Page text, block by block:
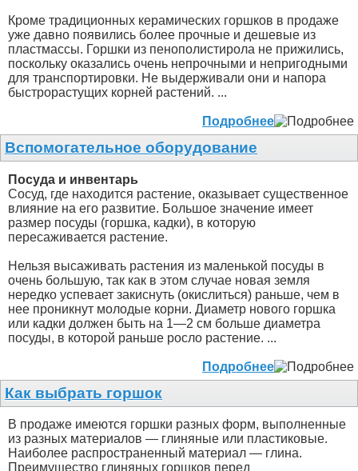
Кроме традиционных керамических горшков в продаже
уже давно появились более прочные и дешевые из
пластмассы. Горшки из пенополистирола не прижились,
поскольку оказались очень непрочными и непригодными
для транспортировки. Не выдерживали они и напора
быстрорастущих корней растений. ...
Подробнее
Вспомогательное оборудование
Посуда и инвентарь
Сосуд, где находится растение, оказывает существенное
влияние на его развитие. Большое значение имеет
размер посуды (горшка, кадки), в которую
пересаживается растение.
Нельзя высаживать растения из маленькой посуды в
очень большую, так как в этом случае новая земля
нередко успевает закиснуть (окислиться) раньше, чем в
нее проникнут молодые корни. Диаметр нового горшка
или кадки должен быть на 1—2 см больше диаметра
посуды, в которой раньше росло растение. ...
Подробнее
Как выбрать горшок
В продаже имеются горшки разных форм, выполненные
из разных материалов — глиняные или пластиковые.
Наиболее распространенный материал — глина.
Преимущество глиняных горшков перед